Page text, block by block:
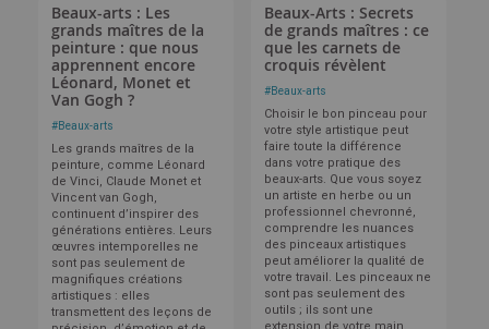
Beaux-arts : Les
grands maîtres de la
peinture : que nous
apprennent encore
Léonard, Monet et
Van Gogh ?
#Beaux-arts
Les grands maîtres de la
peinture, comme Léonard
de Vinci, Claude Monet et
Vincent van Gogh,
continuent d’inspirer des
générations entières. Leurs
œuvres intemporelles ne
sont pas seulement de
magnifiques créations
artistiques : elles
transmettent des leçons de
Beaux-Arts : Secrets
de grands maîtres : ce
que les carnets de
croquis révèlent
#Beaux-arts
Choisir le bon pinceau pour
votre style artistique peut
faire toute la différence
dans votre pratique des
beaux-arts. Que vous soyez
un artiste en herbe ou un
professionnel chevronné,
comprendre les nuances
des pinceaux artistiques
peut améliorer la qualité de
votre travail. Les pinceaux ne
sont pas seulement des
outils ; ils sont une
extension de votre main,